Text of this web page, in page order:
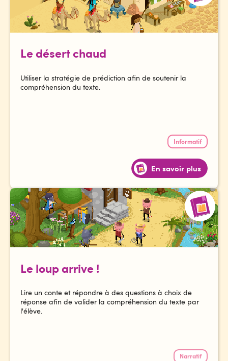
Le désert chaud
Utiliser la stratégie de prédiction afin de soutenir la
compréhension du texte.
Informatif
En savoir plus
Le loup arrive !
Lire un conte et répondre à des questions à choix de
réponse afin de valider la compréhension du texte par
l'élève.
Narratif